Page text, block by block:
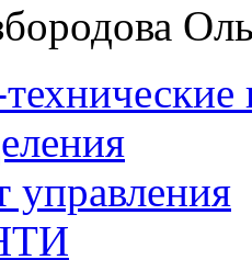
управления